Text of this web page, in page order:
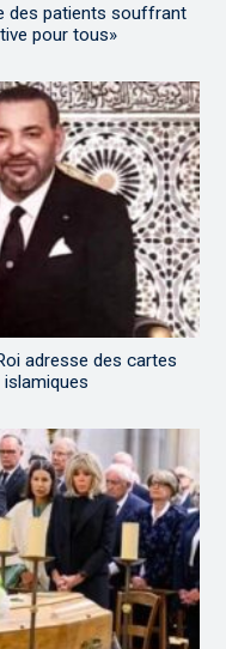
des patients souffrant
pour tous»
adresse des cartes